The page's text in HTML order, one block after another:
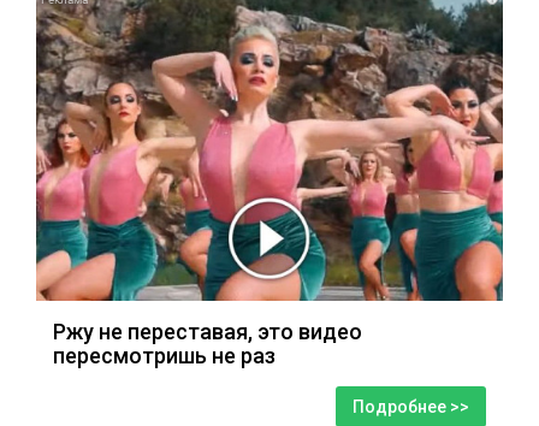
Ржу не переставая, это видео
пересмотришь не раз
Подробнее >>